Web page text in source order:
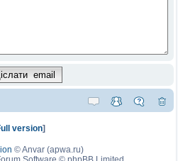
version]
©Anvar (apwa.ru)